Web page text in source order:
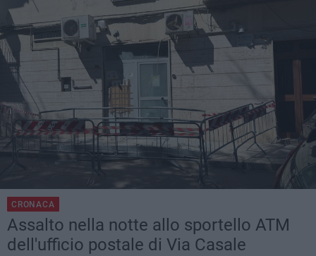
CRONACA
Assalto nella notte allo sportello ATM
dell'ufficio postale di Via Casale